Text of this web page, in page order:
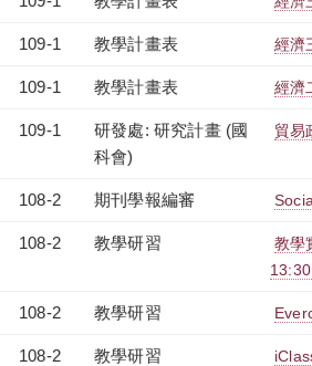
109-1 教學計畫表 經濟
109-1 教學計畫表 經濟
109-1
研發處: 研究計畫 (國
科會)
貿易
108-2 期刊學報編審
108-2 教學研習
教學
108-2 教學研習
108-2 教學研習